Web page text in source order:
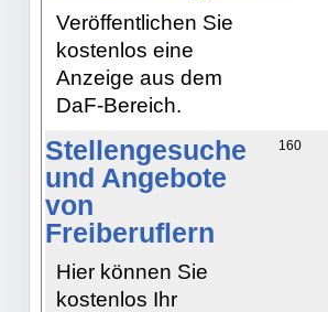
Veröffentlichen Sie
kostenlos eine
Anzeige aus dem
DaF-Bereich.
160
Stellengesuche
und Angebote
von
Freiberuflern
Hier können Sie
kostenlos Ihr